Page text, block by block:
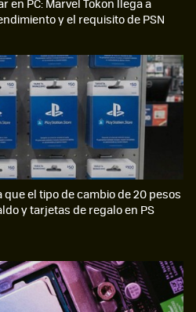
y el requisito de PSN
el tipo de cambio de 20 pesos
y tarjetas de regalo en PS